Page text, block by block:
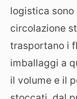
logistica
circolazione
trasportano i
imballaggi a
il volume e il